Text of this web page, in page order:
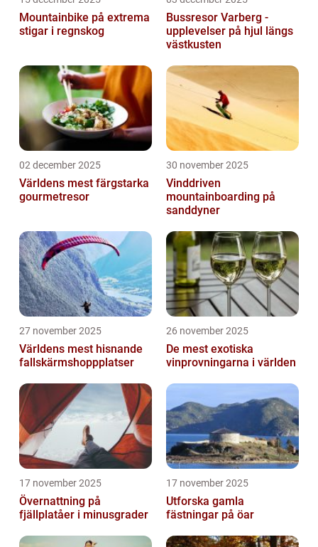
Mountainbike på extrema
stigar i regnskog
Bussresor Varberg -
upplevelser på hjul längs
västkusten
02 december 2025
Världens mest färgstarka
gourmetresor
30 november 2025
Vinddriven
mountainboarding på
sanddyner
27 november 2025
Världens mest hisnande
fallskärmshoppplatser
26 november 2025
De mest exotiska
vinprovningarna i världen
17 november 2025
Övernattning på
fjällplatåer i minusgrader
17 november 2025
Utforska gamla
fästningar på öar